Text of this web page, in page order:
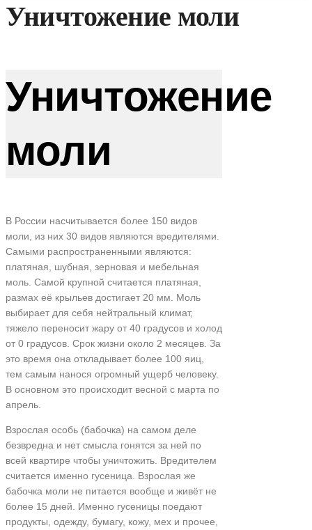
Уничтожение моли
Уничтожение
моли
В России насчитывается более 150 видов
моли, из них 30 видов являются вредителями.
Самыми распространенными являются:
платяная, шубная, зерновая и мебельная
моль. Самой крупной считается платяная,
размах её крыльев достигает 20 мм. Моль
выбирает для себя нейтральный климат,
тяжело переносит жару от 40 градусов и холод
от 0 градусов. Срок жизни около 2 месяцев. За
это время она откладывает более 100 яиц,
тем самым нанося огромный ущерб человеку.
В основном это происходит весной с марта по
апрель.
Взрослая особь (бабочка) на самом деле
безвредна и нет смысла гонятся за ней по
всей квартире чтобы уничтожить. Вредителем
считается именно гусеница. Взрослая же
бабочка моли не питается вообще и живёт не
более 15 дней. Именно гусеницы поедают
продукты, одежду, бумагу, кожу, мех и прочее,